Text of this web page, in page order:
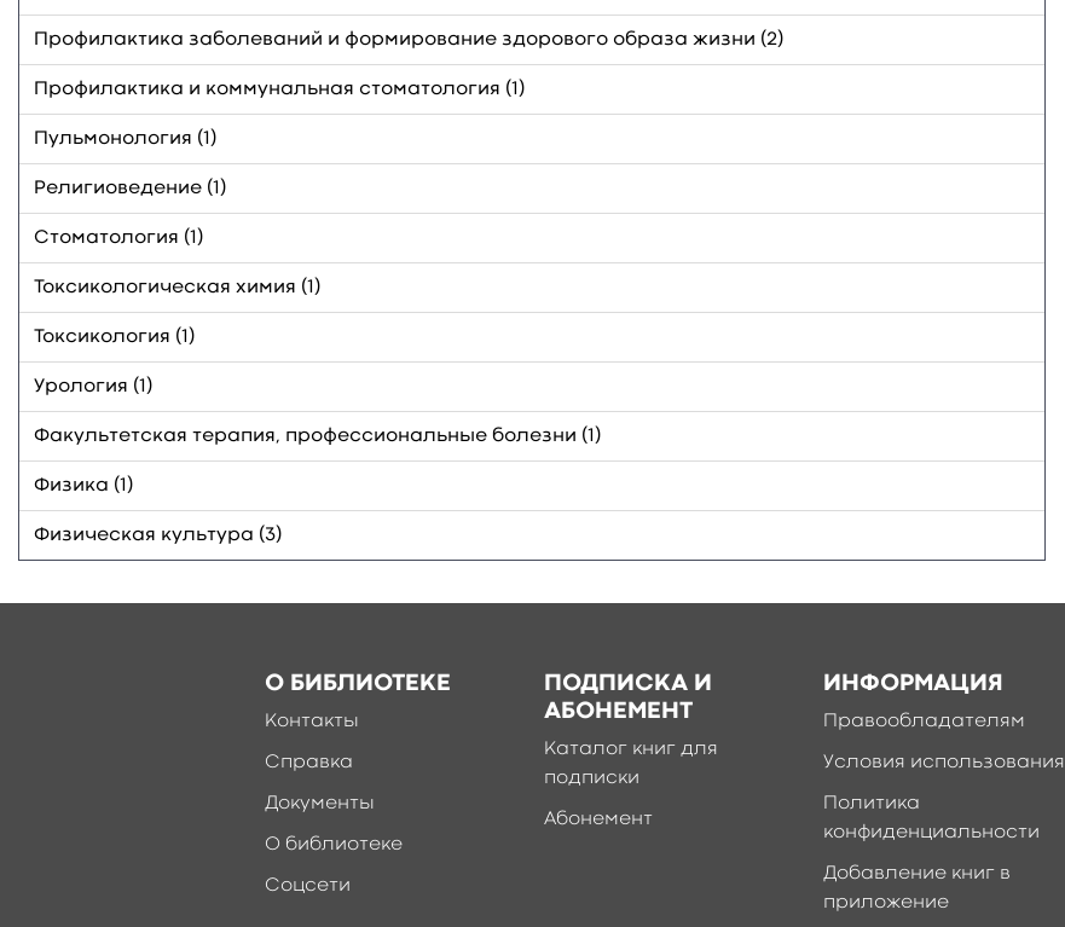
Профилактика заболеваний и формирование здорового образа жизни (2)
Профилактика и коммунальная стоматология (1)
Пульмонология (1)
Религиоведение (1)
Стоматология (1)
Токсикологическая химия (1)
Токсикология (1)
Урология (1)
Факультетская терапия, профессиональные болезни (1)
Физика (1)
Физическая культура (3)
О БИБЛИОТЕКЕ
Контакты
Справка
Документы
О библиотеке
Соцсети
ПОДПИСКА И
АБОНЕМЕНТ
Каталог книг для
подписки
Абонемент
ИНФОРМАЦИЯ
Правообладателям
Условия использования
Политика
конфиденциальности
Добавление книг в
приложение